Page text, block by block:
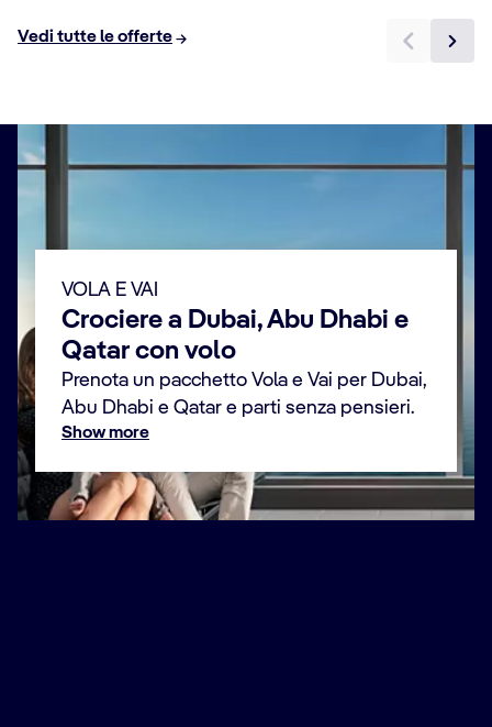
Vedi tutte le offerte
VOLA E VAI
Crociere a Dubai, Abu Dhabi e
Qatar con volo
Prenota un pacchetto Vola e Vai per Dubai,
Abu Dhabi e Qatar e parti senza pensieri.
Show more
Dove partire per la tua Crociera con Volo
Vivi la magia degli Emirati con i nostri pacchetti Crociera